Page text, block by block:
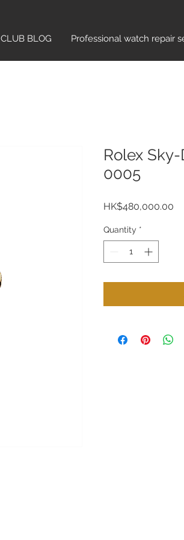
CLUB BLOG Professional watch repair
Rolex
0005
HK$480,000.00
Quantity *